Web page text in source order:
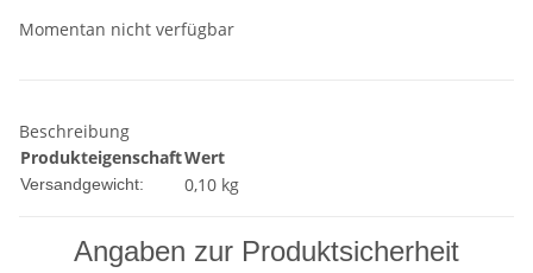
Momentan nicht verfügbar
Beschreibung
ProdukteigenschaftWert
Versandgewicht: 0,10 kg
Angaben zur Produktsicherheit